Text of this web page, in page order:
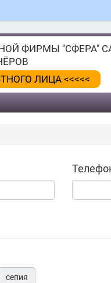
ФИРМЫ "СФЕРА"
ЛИЦА <<<<<
сепия